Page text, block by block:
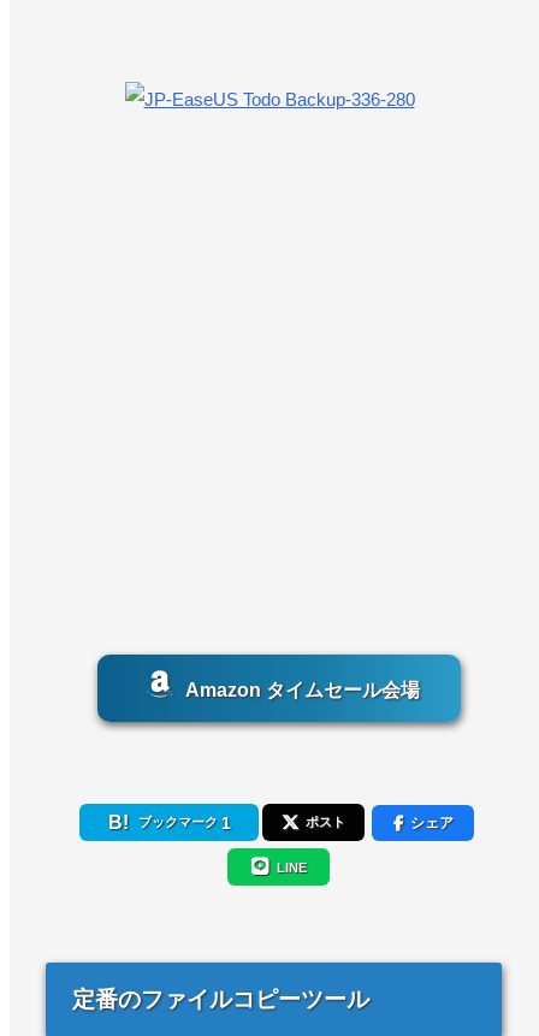
Amazon タイムセール会場
ブックマーク 1 ポスト シェア
LINE
定番のファイルコピーツール